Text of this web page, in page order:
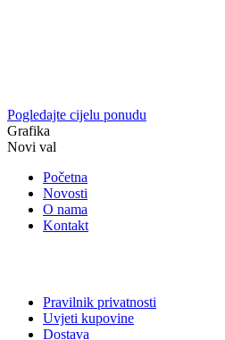
Pogledajte cijelu ponudu
Grafika
Novi val
Početna
Novosti
O nama
Kontakt
Pravilnik privatnosti
Uvjeti kupovine
Dostava